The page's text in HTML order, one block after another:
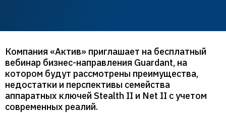
Новости
Экспертиза
Пресс-кит
Компания «Актив» приглашает на бесплатный
вебинар бизнес-направления Guardant, на
котором будут рассмотрены преимущества,
недостатки и перспективы семейства
аппаратных ключей Stealth II и Net II с учетом
современных реалий.